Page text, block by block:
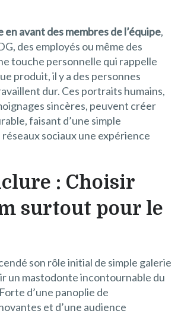
en avant des membres de l’équipe,
des employés ou même des
touche personnelle qui rappelle
produit, il y a des personnes
dur. Ces portraits humains,
sincères, peuvent créer
faisant d’une simple
sociaux une expérience
: Choisir
surtout pour le
son rôle initial de simple galerie
un mastodonte incontournable du
d’une panoplie de
et d’une audience